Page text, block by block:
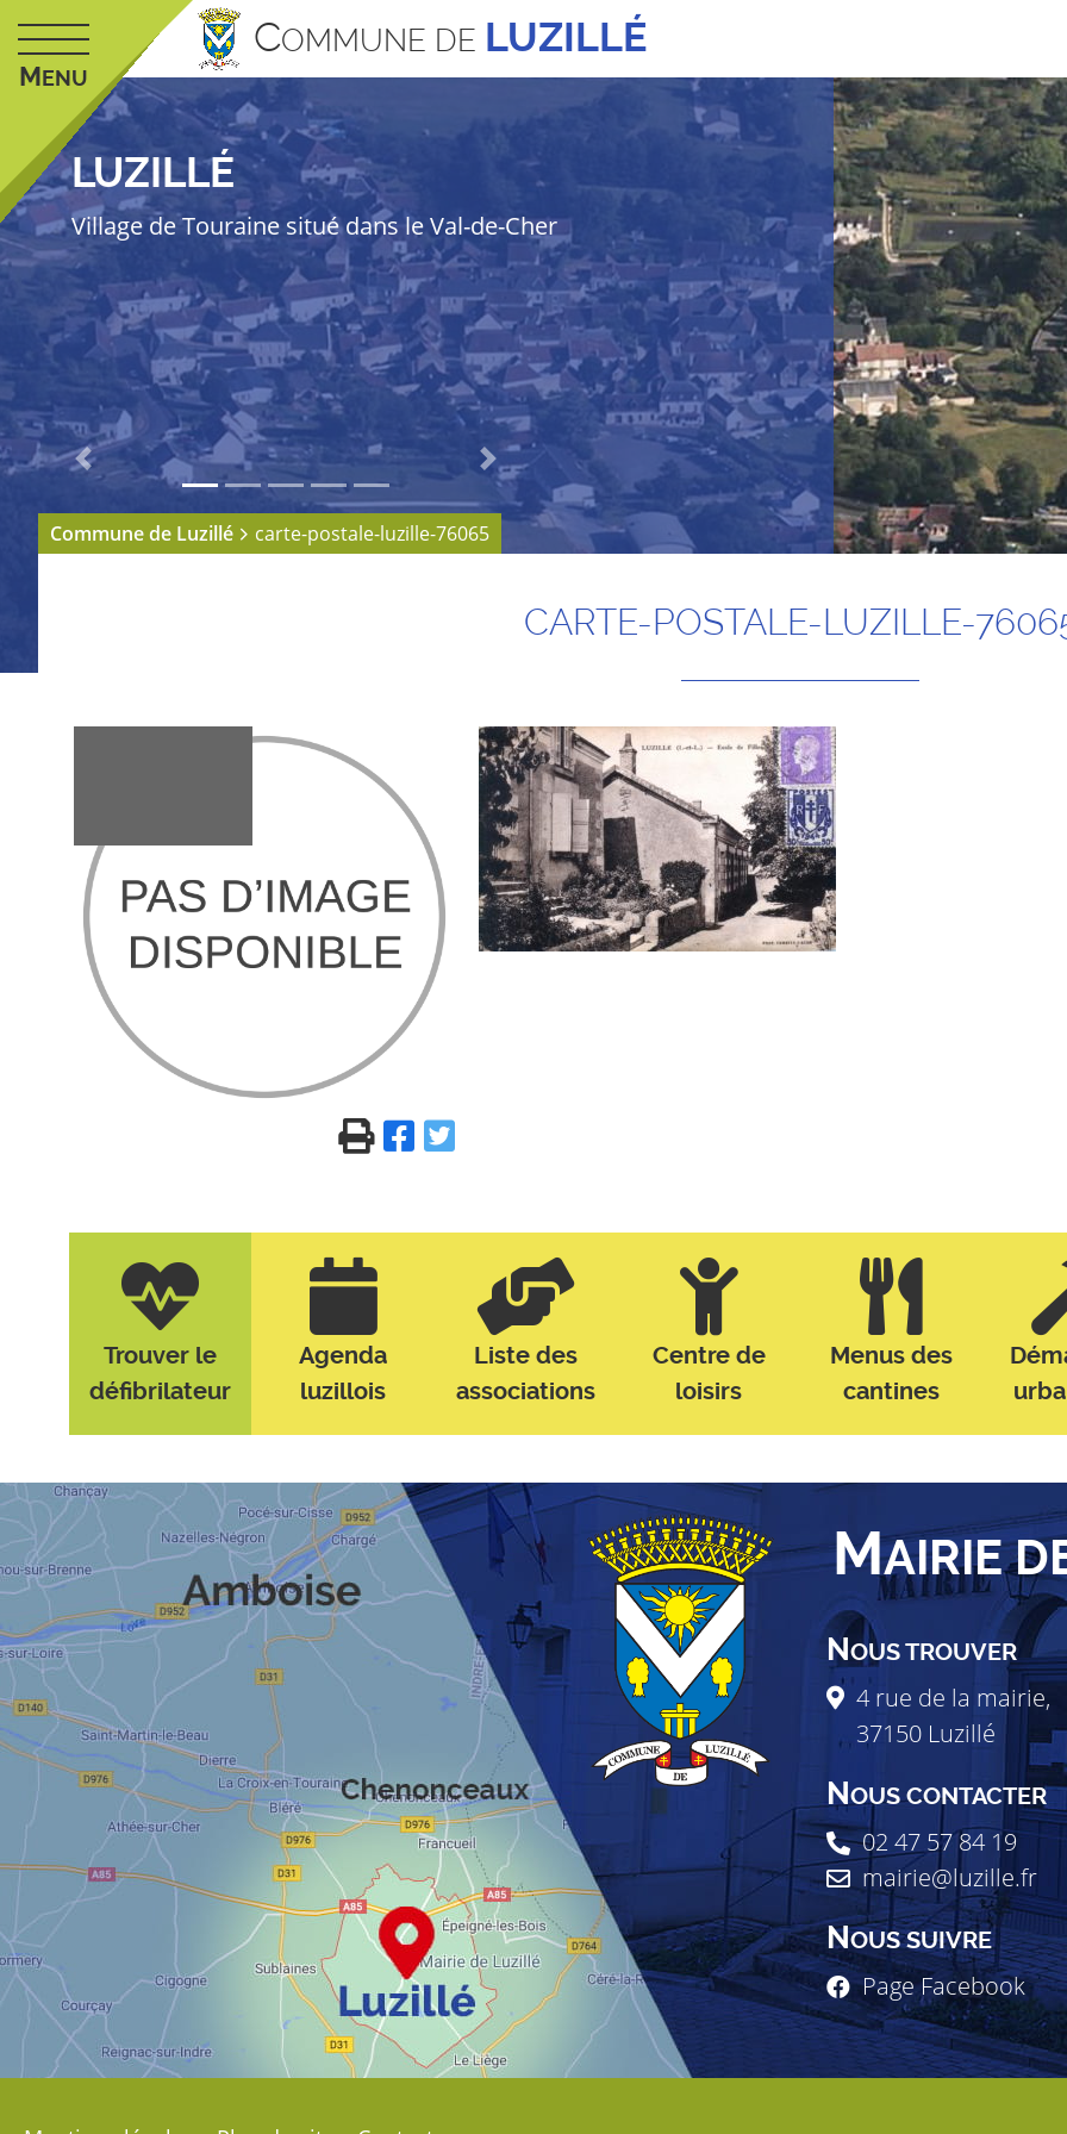
MENU
COMMUNE DE LUZILLÉ
LUZILLÉ
Village de Touraine situé dans le Val-de-Cher
Previous Next
Commune de Luzillé carte-postale-luzille-76065
CARTE-POSTALE-LUZILLE-
Trouver le
défibrilateur
Agenda
luzillois
Liste des
associations
Centre de
loisirs
Menus des
cantines
MAIRIE
NOUS TROUVER
4 rue de la mairie,
37150 Luzillé
NOUS CONTACTER
02 47 57 84 19
mairie@luzille.fr
NOUS SUIVRE
Page Facebook